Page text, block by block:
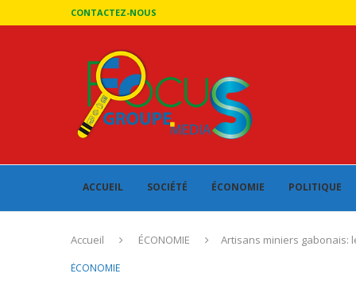
CONTACTEZ-NOUS
ACCUEIL SOCIÉTÉ ÉCONOMIE POLITIQUE
Accueil ÉCONOMIE Artisans miniers gabonais:
ÉCONOMIE